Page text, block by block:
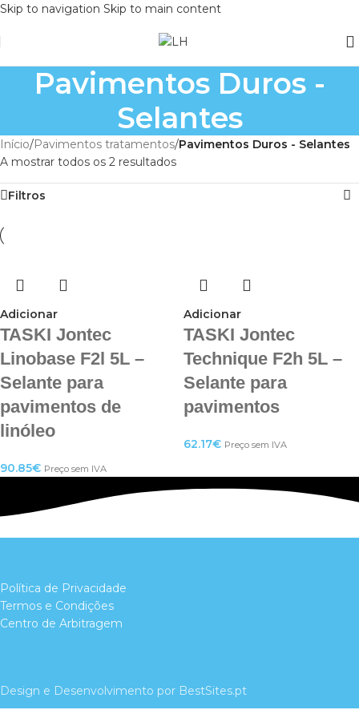
Skip to navigation Skip to main content
Pavimentos Duros -
Selantes
Início/Pavimentos tratamentos/Pavimentos Duros - Selantes
A mostrar todos os 2 resultados
Filtros
Adicionar
TASKI Jontec
Linobase F2l 5L –
Selante para
pavimentos de
linóleo
90.85€ Preço sem IVA
Adicionar
TASKI Jontec
Technique F2h 5L –
Selante para
pavimentos
62.17€ Preço sem IVA
Política de Privacidade
Termos e Condições
Centro de Arbitragem
Design e Desenvolvimento por BestSites.pt